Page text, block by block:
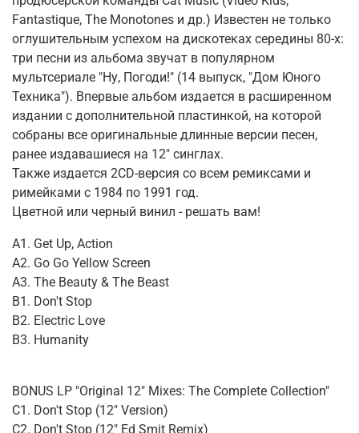
Fantastique, The Monotones и др.) Известен не только
оглушительным успехом на дискотеках середины 80-х:
три песни из альбома звучат в популярном
мультсериале "Ну, Погоди!" (14 выпуск, "Дом Юного
Техника"). Впервые альбом издается в расширенном
издании с дополнительной пластинкой, на которой
собраны все оригинальные длинные версии песен,
ранее издавашиеся на 12" синглах.
Также издается 2CD-версия со всем ремиксами и
римейками с 1984 по 1991 год.
Цветной или черный винил - решать вам!
A1. Get Up, Action
A2. Go Go Yellow Screen
A3. The Beauty & The Beast
B1. Don't Stop
B2. Electric Love
B3. Humanity
BONUS LP "Original 12" Mixes: The Complete Collection"
С1. Don't Stop (12" Version)
С2. Don't Stop (12" Ed Smit Remix)